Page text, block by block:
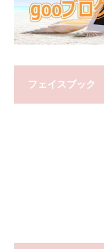
フェイスブック